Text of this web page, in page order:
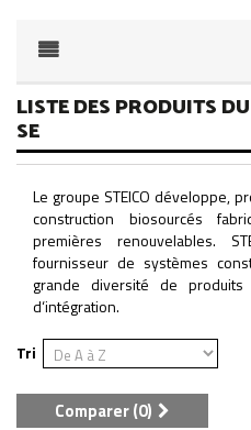
LISTE DES PRODUITS
SE
Le groupe STEICO développe,
construction biosourcés
premières renouvelables.
fournisseur de systèmes
grande diversité de produits
d‘intégration.
Tri
Comparer (0)